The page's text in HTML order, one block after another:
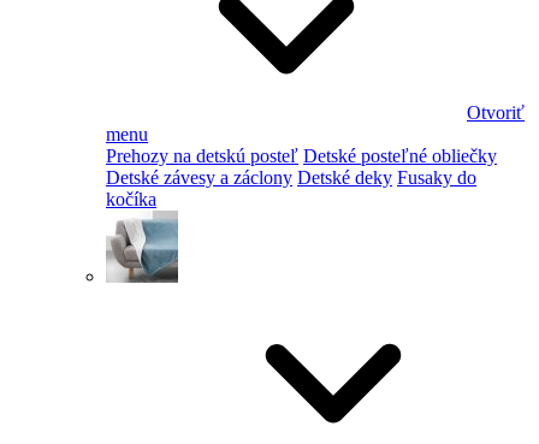
Otvoriť
menu
Prehozy na detskú posteľ Detské posteľné obliečky
Detské závesy a záclony Detské deky Fusaky do
kočíka